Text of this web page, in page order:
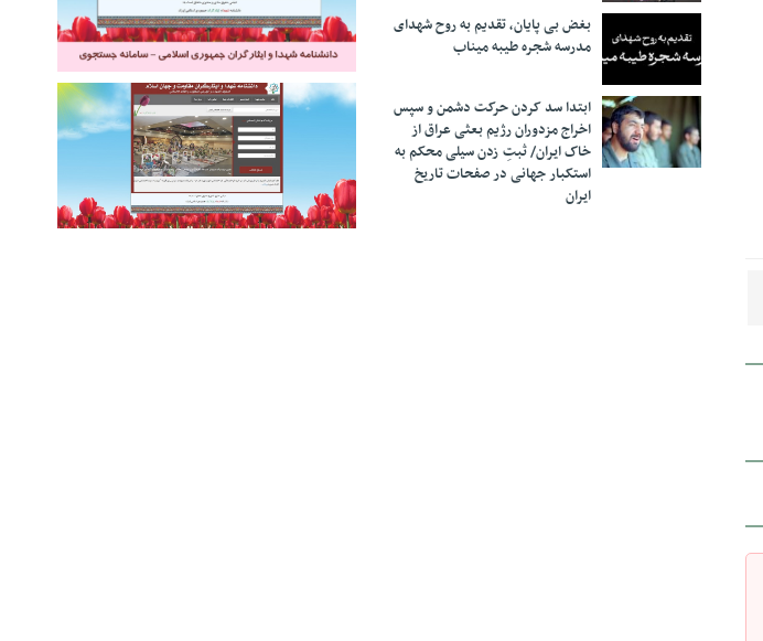
بغض بی پایان، تقدیم به روح شهدای
مدرسه شجره طیبه میناب
ابتدا سد کردن حرکت دشمن و سپس
اخراج مزدوران رژیم بعثی عراق از
خاک ایران/ ثبتِ زدن سیلی محکم به
استکبار جهانی در صفحات تاریخ
ایران